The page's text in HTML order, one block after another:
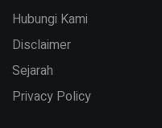
Hubungi Kami
Disclaimer
Sejarah
Privacy Policy